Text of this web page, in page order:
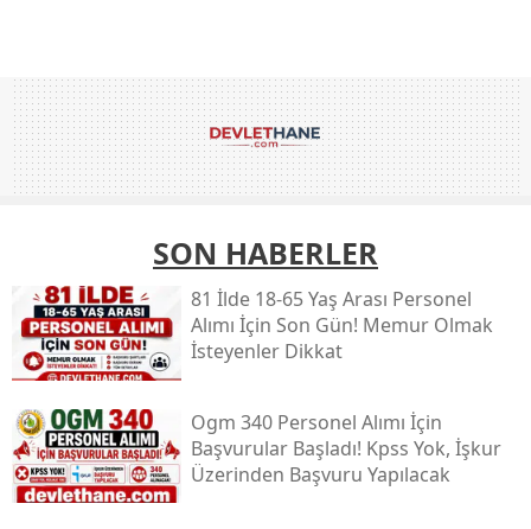
SON HABERLER
81 İlde 18-65 Yaş Arası Personel
Alımı İçin Son Gün! Memur Olmak
İsteyenler Dikkat
Ogm 340 Personel Alımı İçin
Başvurular Başladı! Kpss Yok, İşkur
Üzerinden Başvuru Yapılacak